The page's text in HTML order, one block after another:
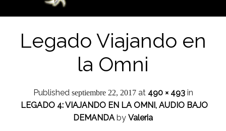
Legado Viajando en
la Omni
Published septiembre 22, 2017at 490 × 493in
LEGADO 4: VIAJANDO EN LA OMNI, AUDIO BAJO
DEMANDAby Valeria